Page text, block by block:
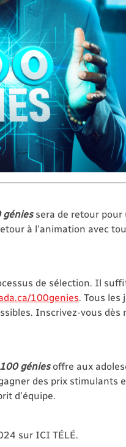
géniessera de retour pour
à l’animation avec
de sélection. Il
100genies. Tous les
Inscrivez-vous
100 géniesoffre aux
des prix stimulants
d’équipe.
sur ICI TÉLÉ.